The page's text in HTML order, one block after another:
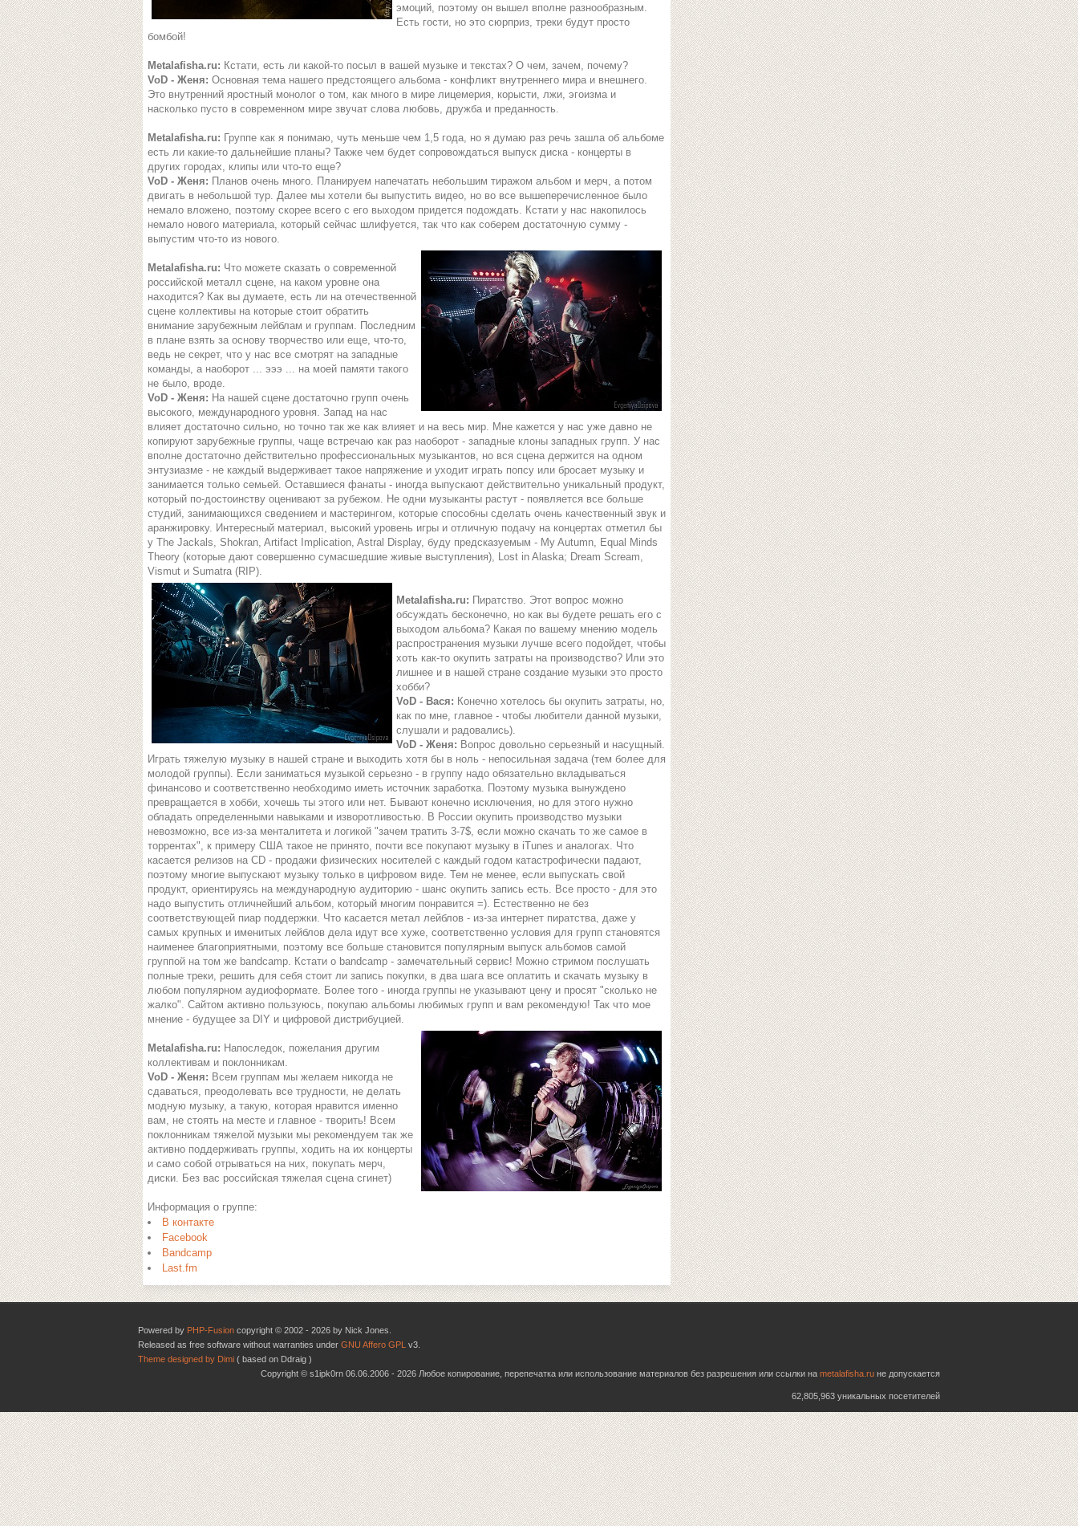
эмоций, поэтому он вышел вполне разнообразным.
Есть гости, но это сюрприз, треки будут просто
бомбой!
Metalafisha.ru: Кстати, есть ли какой-то посыл в вашей музыке и текстах? О чем, зачем, почему?
VoD - Женя: Основная тема нашего предстоящего альбома - конфликт внутреннего мира и внешнего.
Это внутренний яростный монолог о том, как много в мире лицемерия, корысти, лжи, эгоизма и
насколько пусто в современном мире звучат слова любовь, дружба и преданность.
Metalafisha.ru: Группе как я понимаю, чуть меньше чем 1,5 года, но я думаю раз речь зашла об альбоме
есть ли какие-то дальнейшие планы? Также чем будет сопровождаться выпуск диска - концерты в
других городах, клипы или что-то еще?
VoD - Женя: Планов очень много. Планируем напечатать небольшим тиражом альбом и мерч, а потом
двигать в небольшой тур. Далее мы хотели бы выпустить видео, но во все вышеперечисленное было
немало вложено, поэтому скорее всего с его выходом придется подождать. Кстати у нас накопилось
немало нового материала, который сейчас шлифуется, так что как соберем достаточную сумму -
выпустим что-то из нового.
Metalafisha.ru: Что можете сказать о современной
российской металл сцене, на каком уровне она
находится? Как вы думаете, есть ли на отечественной
сцене коллективы на которые стоит обратить
внимание зарубежным лейблам и группам. Последним
в плане взять за основу творчество или еще, что-то,
ведь не секрет, что у нас все смотрят на западные
команды, а наоборот ... эээ ... на моей памяти такого
не было, вроде.
VoD - Женя: На нашей сцене достаточно групп очень
высокого, международного уровня. Запад на нас
влияет достаточно сильно, но точно так же как влияет и на весь мир. Мне кажется у нас уже давно не
копируют зарубежные группы, чаще встречаю как раз наоборот - западные клоны западных групп. У нас
вполне достаточно действительно профессиональных музыкантов, но вся сцена держится на одном
энтузиазме - не каждый выдерживает такое напряжение и уходит играть попсу или бросает музыку и
занимается только семьей. Оставшиеся фанаты - иногда выпускают действительно уникальный продукт,
который по-достоинству оценивают за рубежом. Не одни музыканты растут - появляется все больше
студий, занимающихся сведением и мастерингом, которые способны сделать очень качественный звук и
аранжировку. Интересный материал, высокий уровень игры и отличную подачу на концертах отметил бы
у The Jackals, Shokran, Artifact Implication, Astral Display, буду предсказуемым - My Autumn, Equal Minds
Theory (которые дают совершенно сумасшедшие живые выступления), Lost in Alaska; Dream Scream,
Vismut и Sumatra (RIP).
Metalafisha.ru: Пиратство. Этот вопрос можно
обсуждать бесконечно, но как вы будете решать его с
выходом альбома? Какая по вашему мнению модель
распространения музыки лучше всего подойдет, чтобы
хоть как-то окупить затраты на производство? Или это
лишнее и в нашей стране создание музыки это просто
хобби?
VoD - Вася: Конечно хотелось бы окупить затраты, но,
как по мне, главное - чтобы любители данной музыки,
слушали и радовались).
VoD - Женя: Вопрос довольно серьезный и насущный.
Играть тяжелую музыку в нашей стране и выходить хотя бы в ноль - непосильная задача (тем более для
молодой группы). Если заниматься музыкой серьезно - в группу надо обязательно вкладываться
финансово и соответственно необходимо иметь источник заработка. Поэтому музыка вынуждено
превращается в хобби, хочешь ты этого или нет. Бывают конечно исключения, но для этого нужно
обладать определенными навыками и изворотливостью. В России окупить производство музыки
невозможно, все из-за менталитета и логикой "зачем тратить 3-7$, если можно скачать то же самое в
торрентах", к примеру США такое не принято, почти все покупают музыку в iTunes и аналогах. Что
касается релизов на CD - продажи физических носителей с каждый годом катастрофически падают,
поэтому многие выпускают музыку только в цифровом виде. Тем не менее, если выпускать свой
продукт, ориентируясь на международную аудиторию - шанс окупить запись есть. Все просто - для это
надо выпустить отличнейший альбом, который многим понравится =). Естественно не без
соответствующей пиар поддержки. Что касается метал лейблов - из-за интернет пиратства, даже у
самых крупных и именитых лейблов дела идут все хуже, соответственно условия для групп становятся
наименее благоприятными, поэтому все больше становится популярным выпуск альбомов самой
группой на том же bandcamp. Кстати о bandcamp - замечательный сервис! Можно стримом послушать
полные треки, решить для себя стоит ли запись покупки, в два шага все оплатить и скачать музыку в
любом популярном аудиоформате. Более того - иногда группы не указывают цену и просят "сколько не
жалко". Сайтом активно пользуюсь, покупаю альбомы любимых групп и вам рекомендую! Так что мое
мнение - будущее за DIY и цифровой дистрибуцией.
Metalafisha.ru: Напоследок, пожелания другим
коллективам и поклонникам.
VoD - Женя: Всем группам мы желаем никогда не
сдаваться, преодолевать все трудности, не делать
модную музыку, а такую, которая нравится именно
вам, не стоять на месте и главное - творить! Всем
поклонникам тяжелой музыки мы рекомендуем так же
активно поддерживать группы, ходить на их концерты
и само собой отрываться на них, покупать мерч,
диски. Без вас российская тяжелая сцена сгинет)
Информация о группе:
В контакте
Facebook
Bandcamp
Last.fm
Powered by PHP-Fusion copyright © 2002 - 2026 by Nick Jones.
Released as free software without warranties under GNU Affero GPL v3.
Theme designed by Dimi ( based on Ddraig )
Copyright © s1ipk0rn 06.06.2006 - 2026 Любое копирование, перепечатка или использование материалов без разрешения или ссылки на metalafisha.ru не допускается
62,805,963 уникальных посетителей